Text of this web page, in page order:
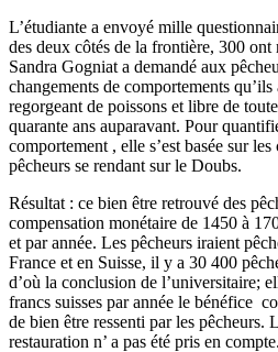
L’étudiante a envoyé mille
des deux côtés de la frontière, 300 ont
Sandra Gogniat a demandé aux
changements de comportements
regorgeant de poissons et libre de
quarante ans auparavant. Pour
comportement , elle s’est basée sur
pêcheurs se rendant sur le Doubs.
Résultat : ce bien être retrouvé des
compensation monétaire de 1450 à
et par année. Les pêcheurs iraient
France et en Suisse, il y a 30 400
d’où la conclusion de l’universitaire;
francs suisses par année le bénéfice
de bien être ressenti par les pêcheurs.
restauration n’ a pas été pris en compte.